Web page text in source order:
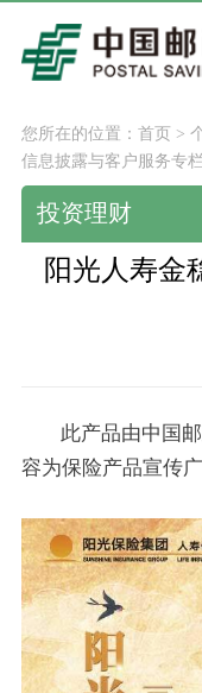
您所在的位置： 首页>
信息披露与客户服务专栏
投资理财
阳光人寿金
此产品由中国
容为保险产品宣传广